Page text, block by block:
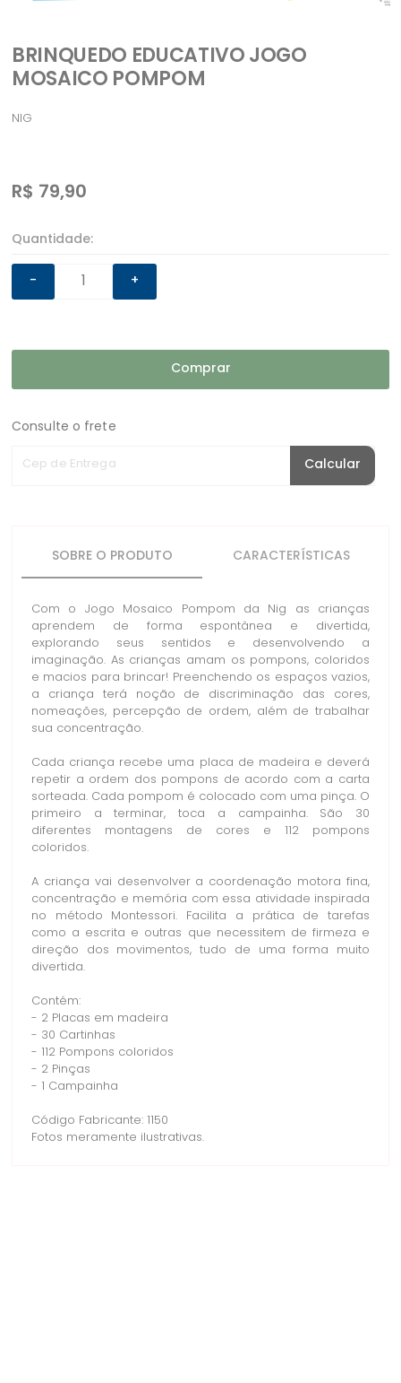
BRINQUEDO EDUCATIVO JOGO
MOSAICO POMPOM
NIG
R$ 79,90
Quantidade:
-
+
Comprar
Consulte o frete
Cep de Entrega Calcular
SOBRE O PRODUTO CARACTERÍSTICAS
Com o Jogo Mosaico Pompom da Nig as crianças
aprendem de forma espontânea e divertida,
explorando seus sentidos e desenvolvendo a
imaginação. As crianças amam os pompons, coloridos
e macios para brincar! Preenchendo os espaços vazios,
a criança terá noção de discriminação das cores,
nomeações, percepção de ordem, além de trabalhar
sua concentração.
Cada criança recebe uma placa de madeira e deverá
repetir a ordem dos pompons de acordo com a carta
sorteada. Cada pompom é colocado com uma pinça. O
primeiro a terminar, toca a campainha. São 30
diferentes montagens de cores e 112 pompons
coloridos.
A criança vai desenvolver a coordenação motora fina,
concentração e memória com essa atividade inspirada
no método Montessori. Facilita a prática de tarefas
como a escrita e outras que necessitem de firmeza e
direção dos movimentos, tudo de uma forma muito
divertida.
Contém:
- 2 Placas em madeira
- 30 Cartinhas
- 112 Pompons coloridos
- 2 Pinças
- 1 Campainha
Código Fabricante: 1150
Fotos meramente ilustrativas.